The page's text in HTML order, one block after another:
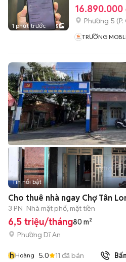
1 phút trước 5
16.890.000
Phường 5 (
TRƯỜNG
Tin nổi bật
Cho thuê nhà ngay Chợ Tân
3 PN Nhà mặt phố, mặt tiền
6,5 triệu/tháng80 m²
Phường Dĩ An
hHoàng 5.0 11 đã bán